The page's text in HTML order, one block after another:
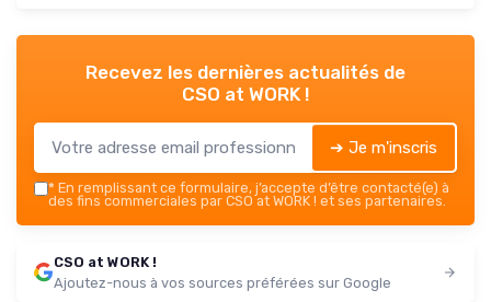
Recevez les dernières actualités de
CSO at WORK !
➔ Je m'inscris
* En remplissant ce formulaire, j’accepte d’être contacté(e) à
des fins commerciales par CSO at WORK ! et ses partenaires.
CSO at WORK !
Ajoutez-nous à vos sources préférées sur Google